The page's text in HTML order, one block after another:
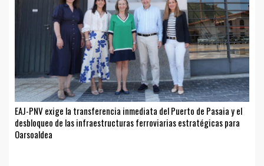
EAJ-PNV exige la transferencia inmediata del Puerto de Pasaia y el
desbloqueo de las infraestructuras ferroviarias estratégicas para
Oarsoaldea